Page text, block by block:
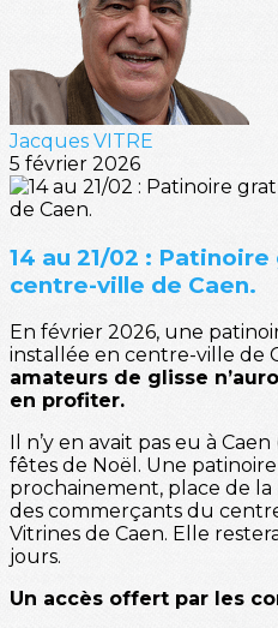
Jacques VITRE
5 février 2026
14 au 21/02 :
centre-ville de Caen.
En février 2026, une
installée en centre-ville de
amateurs de glisse
en profiter.
Il n’y en avait pas eu à
fêtes de Noël. Une
prochainement, place de la
des commerçants du
Vitrines de Caen. Elle
jours.
Un accès offert par les